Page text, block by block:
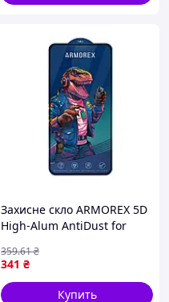
Захисне скло ARMOREX 5D
High-Alum AntiDust for
Note 13 4G/14T/14T Pro
Чорний (17012172)
341 ₴
359.61₴
Купить